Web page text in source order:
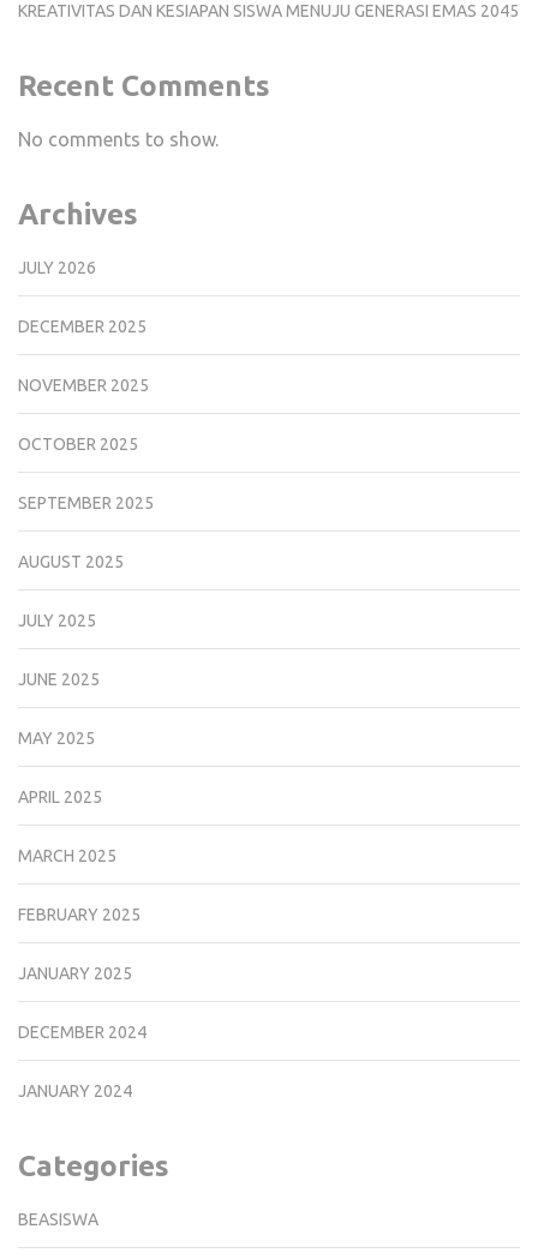
KREATIVITAS DAN KESIAPAN SISWA MENUJU GENERASI EMAS 2045
Recent Comments
No comments to show.
Archives
JULY 2026
DECEMBER 2025
NOVEMBER 2025
OCTOBER 2025
SEPTEMBER 2025
AUGUST 2025
JULY 2025
JUNE 2025
MAY 2025
APRIL 2025
MARCH 2025
FEBRUARY 2025
JANUARY 2025
DECEMBER 2024
JANUARY 2024
Categories
BEASISWA